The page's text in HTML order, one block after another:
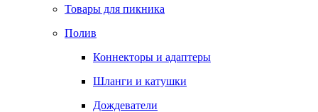
Товары для пикника
Полив
Коннекторы и адаптеры
Шланги и катушки
Дождеватели